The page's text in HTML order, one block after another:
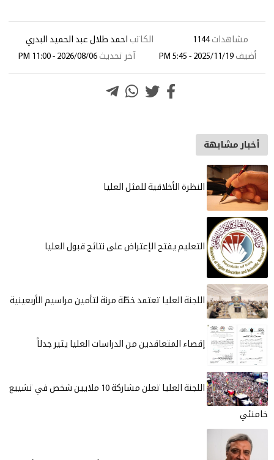
1144 الكاتب
احمد طلال عبد الحميد البدري
2025/11/19 - 5:45
آخر تحديث 2026/08/06 - 11:00 PM
النظرة الأخلاقية للمثل العليا
التعليم يفتح الإعتراض على نتائج قبول العليا
اللجنة العليا تعتمد خطّة مرنة لتأمين مراسيم الأربعينية
إقصاء المتعاقدين من الدراسات العليا يثير جدلاً
اللجنة العليا تعلن مشاركة 10 ملايين شخص في تشييع